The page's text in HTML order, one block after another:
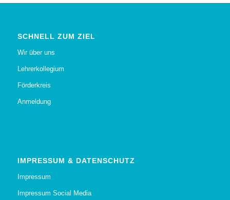
SCHNELL ZUM ZIEL
Wir über uns
Lehrerkollegium
Förderkreis
Anmeldung
IMPRESSUM & DATENSCHUTZ
Impressum
Impressum Social Media